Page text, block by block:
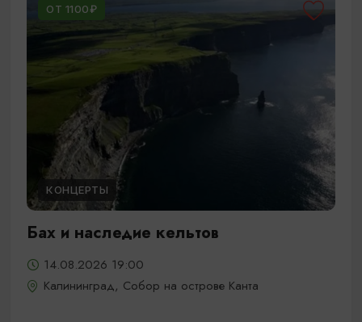
ОТ 1100₽
КОНЦЕРТЫ
Бах и наследие кельтов
14.08.2026 19:00
Калининград, Собор на острове Канта